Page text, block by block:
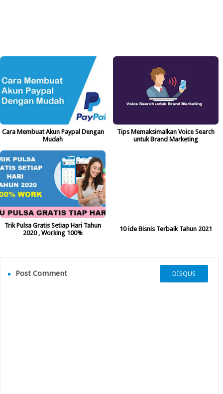
Cara Membuat Akun Paypal Dengan
Mudah
Tips Memaksimalkan Voice Search
untuk Brand Marketing
Trik Pulsa Gratis Setiap Hari Tahun
2020 , Working 100%
10 ide Bisnis Terbaik Tahun 2021
Post Comment DISQUS